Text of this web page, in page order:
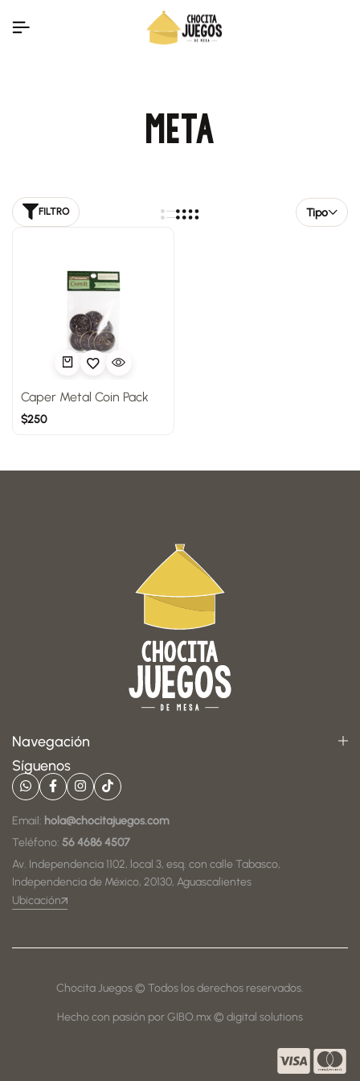
META
FILTRO Tipo
Caper Metal Coin Pack
$250
Navegación
Síguenos
Email: hola@chocitajuegos.com
Teléfono: 56 4686 4507
Av. Independencia 1102, local 3, esq. con calle Tabasco,
Independencia de México, 20130, Aguascalientes
Ubicación
Chocita Juegos © Todos los derechos reservados.
Hecho con pasión por GIBO.mx © digital solutions